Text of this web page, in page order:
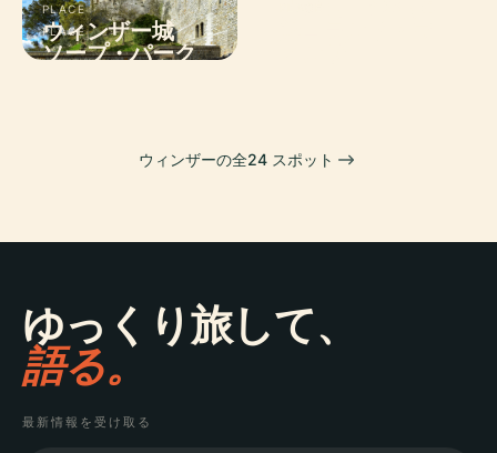
PLACE
ウィンザー城
PLACE
ソープ・パーク
ウィンザーの全24 スポット
ゆっくり旅して、
語る。
最新情報を受け取る